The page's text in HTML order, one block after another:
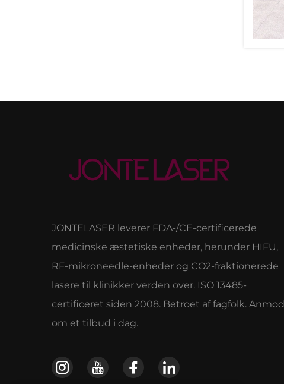
JONTELASER leverer FDA-/CE-certificerede
medicinske æstetiske enheder, herunder HIFU,
RF-mikroneedle-enheder og CO2-fraktionerede
lasere til klinikker verden over. ISO 13485-
certificeret siden 2008. Betroet af fagfolk. Anmod
om et tilbud i dag.